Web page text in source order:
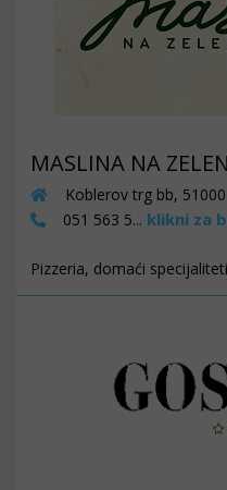
MASLINA NA
Koblerov trg bb,
051 563 5... klikni za
Pizzeria, domaći